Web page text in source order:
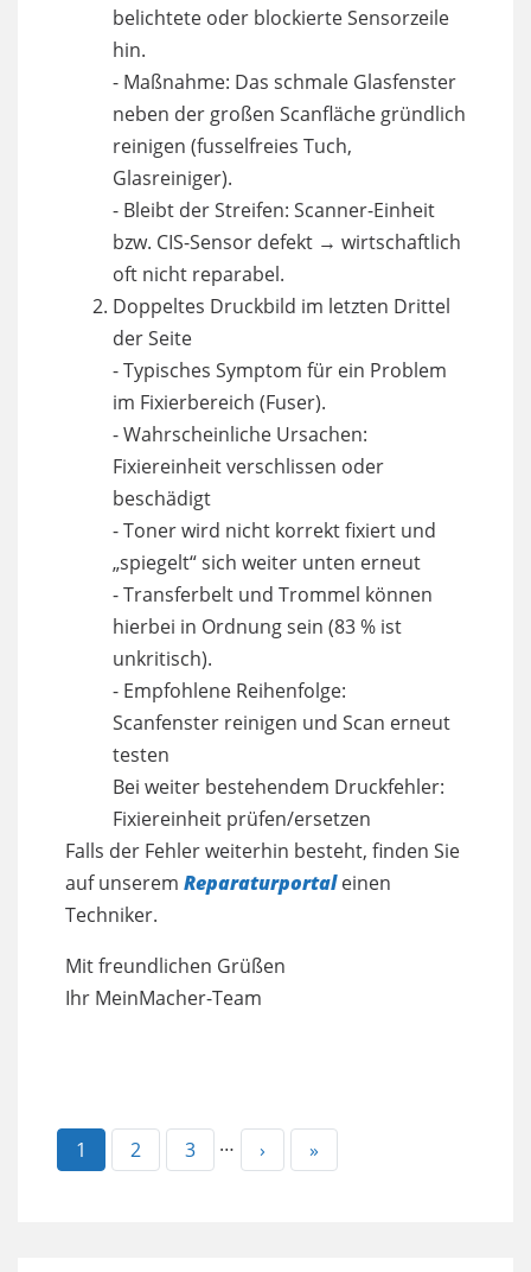
belichtete oder blockierte Sensorzeile
hin.
- Maßnahme: Das schmale Glasfenster
neben der großen Scanfläche gründlich
reinigen (fusselfreies Tuch,
Glasreiniger).
- Bleibt der Streifen: Scanner-Einheit
bzw. CIS-Sensor defekt → wirtschaftlich
oft nicht reparabel.
Doppeltes Druckbild im letzten Drittel
der Seite
- Typisches Symptom für ein Problem
im Fixierbereich (Fuser).
- Wahrscheinliche Ursachen:
Fixiereinheit verschlissen oder
beschädigt
- Toner wird nicht korrekt fixiert und
„spiegelt“ sich weiter unten erneut
- Transferbelt und Trommel können
hierbei in Ordnung sein (83 % ist
unkritisch).
- Empfohlene Reihenfolge:
Scanfenster reinigen und Scan erneut
testen
Bei weiter bestehendem Druckfehler:
Fixiereinheit prüfen/ersetzen
Falls der Fehler weiterhin besteht, finden Sie
auf unserem Reparaturportaleinen
Techniker.
Mit freundlichen Grüßen
Ihr MeinMacher-Team
Aktuelle
1 Page
2 Page
3 …
Nächste
›
Letzte
»